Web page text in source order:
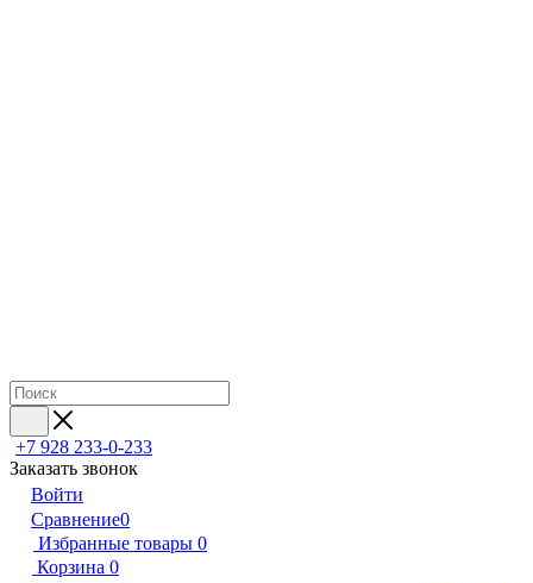
+7 928 233-0-233
Заказать звонок
Войти
Сравнение0
Избранные товары 0
Корзина 0